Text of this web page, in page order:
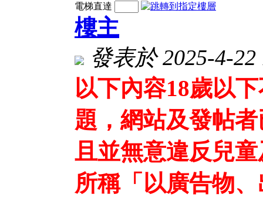
電梯直達
樓主
發表於 2025-4-
以下內容18歲以
題，網站及發帖
且並無意違反兒
所稱「以廣告物